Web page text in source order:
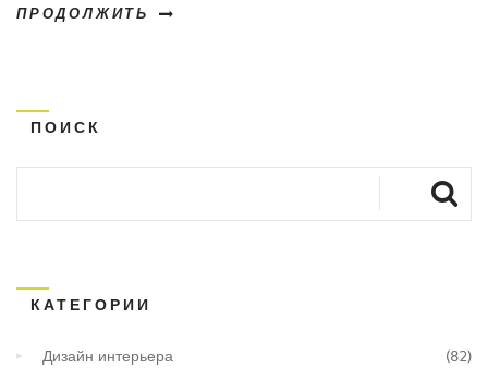
нормы, чтобы не нарушать природное равновесие.
результатов.
ПРОДОЛЖИТЬ
ПОИСК
КАТЕГОРИИ
Дизайн интерьера (82)